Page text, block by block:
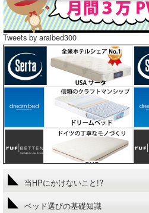
Tweets by araibed300
当HPにかけないこと!?
ベッド選びの基礎知識